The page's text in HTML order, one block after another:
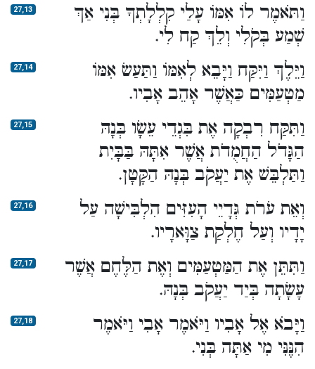
27,13
וַתֹּאמֶר לוֹ אִמּוֹ עָלַי קִלְלָתְךָ בְּנִי אַךְ
שְׁמַע בְּקֹלִי וְלֵךְ קַח לִי.
27,14
וַיֵּלֶךְ וַיִּקַּח וַיָּבֵא לְאִמּוֹ וַתַּעַשׂ אִמּוֹ
מַטְעַמִּים כַּאֲשֶׁר אָהֵב אָבִיו.
27,15
וַתִּקַּח רִבְקָה אֶת בִּגְדֵי עֵשָׂו בְּנָהּ
הַגָּדֹל הַחֲמֻדֹת אֲשֶׁר אִתָּהּ בַּבָּיִת
וַתַּלְבֵּשׁ אֶת יַעֲקֹב בְּנָהּ הַקָּטָן.
27,16
וְאֵת עֹרֹת גְּדָיֵי הָעִזִּים הִלְבִּישָׁה עַל
יָדָיו וְעַל חֶלְקַת צַוָּארָיו.
27,17
וַתִּתֵּן אֶת הַמַּטְעַמִּים וְאֶת הַלֶּחֶם אֲשֶׁר
עָשָׂתָה בְּיַד יַעֲקֹב בְּנָהּ.
27,18
וַיָּבֹא אֶל אָבִיו וַיֹּאמֶר אָבִי וַיֹּאמֶר
הִנֶּנִּי מִי אַתָּה בְּנִי.